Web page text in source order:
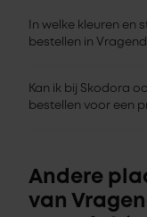
In welke kleuren en
bestellen in
Kan ik bij Skodora
bestellen voor een
Andere
van